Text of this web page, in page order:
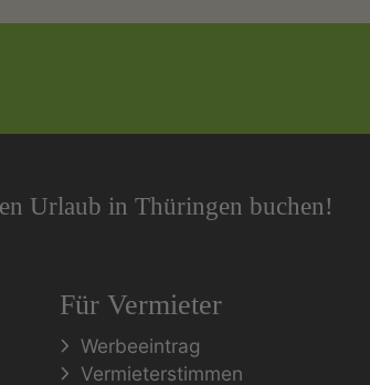
Urlaub in Thüringen buchen!
Für Vermieter
Werbeeintrag
Vermieterstimmen